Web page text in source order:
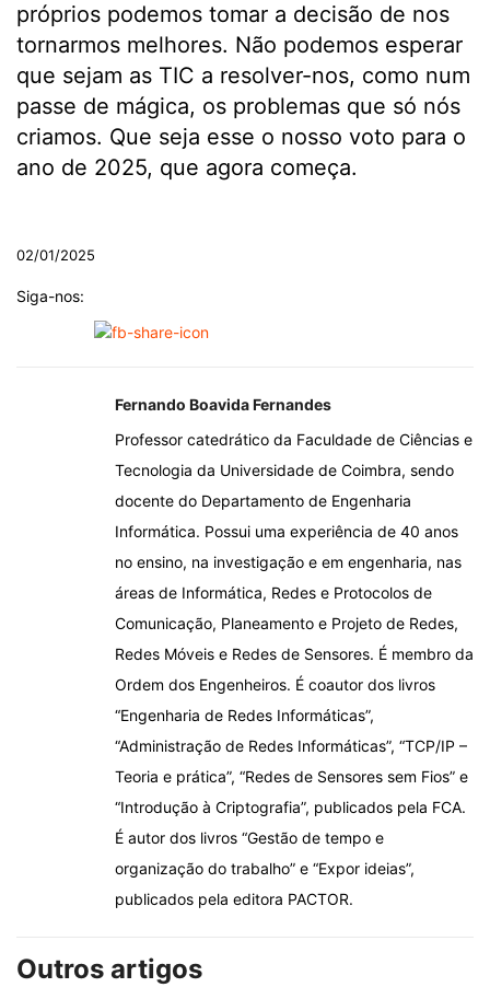
próprios podemos tomar a decisão de nos
tornarmos melhores. Não podemos esperar
que sejam as TIC a resolver-nos, como num
passe de mágica, os problemas que só nós
criamos. Que seja esse o nosso voto para o
ano de 2025, que agora começa.
02/01/2025
Siga-nos:
Fernando Boavida Fernandes
Professor catedrático da Faculdade de Ciências e
Tecnologia da Universidade de Coimbra, sendo
docente do Departamento de Engenharia
Informática. Possui uma experiência de 40 anos
no ensino, na investigação e em engenharia, nas
áreas de Informática, Redes e Protocolos de
Comunicação, Planeamento e Projeto de Redes,
Redes Móveis e Redes de Sensores. É membro da
Ordem dos Engenheiros. É coautor dos livros
“Engenharia de Redes Informáticas”,
“Administração de Redes Informáticas”, “TCP/IP –
Teoria e prática”, “Redes de Sensores sem Fios” e
“Introdução à Criptografia”, publicados pela FCA.
É autor dos livros “Gestão de tempo e
organização do trabalho” e “Expor ideias”,
publicados pela editora PACTOR.
Outros artigos